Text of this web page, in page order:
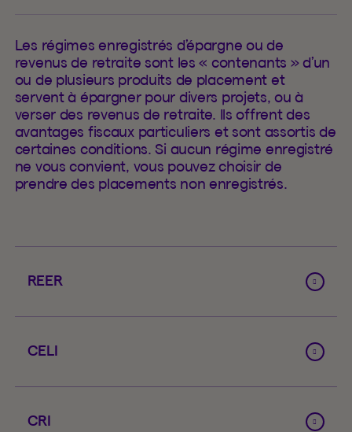
Les régimes enregistrés d’épargne ou de
revenus de retraite sont les « contenants » d’un
ou de plusieurs produits de placement et
servent à épargner pour divers projets, ou à
verser des revenus de retraite. Ils offrent des
avantages fiscaux particuliers et sont assortis de
certaines conditions. Si aucun régime enregistré
ne vous convient, vous pouvez choisir de
prendre des placements non enregistrés.
REER
CELI
CRI